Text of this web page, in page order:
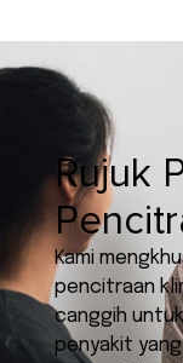
Rujuk
Kami
pencitraan
canggih
penyakit